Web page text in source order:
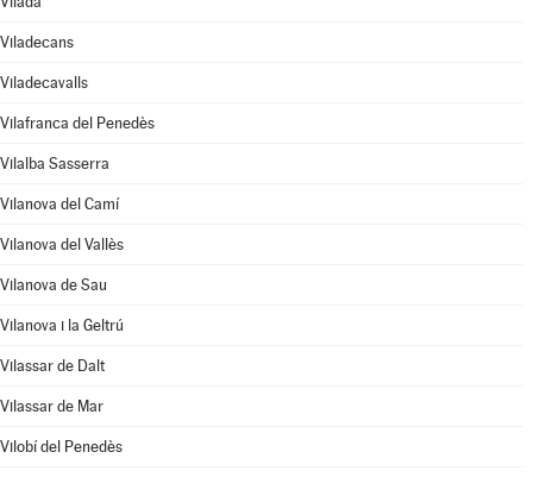
Viladecans
Viladecavalls
Vilafranca del Penedès
Vilalba Sasserra
Vilanova del Camí
Vilanova del Vallès
Vilanova de Sau
Vilanova i la Geltrú
Vilassar de Dalt
Vilassar de Mar
Vilobí del Penedès